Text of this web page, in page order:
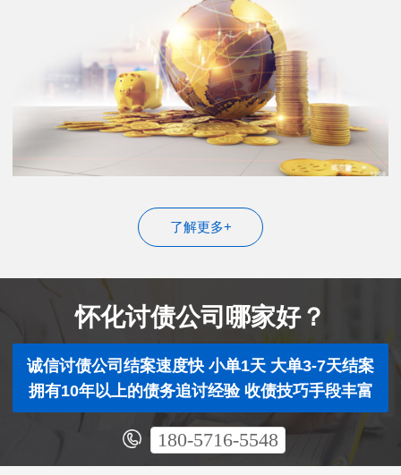
了解更多+
怀化讨债公司哪家好？
诚信讨债公司结案速度快 小单1天 大单3-7天结案
拥有10年以上的债务追讨经验 收债技巧手段丰富
180-5716-5548